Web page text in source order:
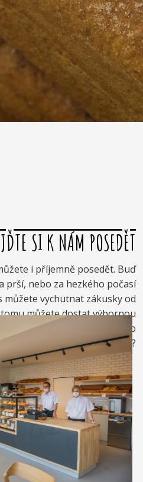
SI K NÁM POSEDĚT
i příjemně posedět. Buď
prší, nebo za hezkého počasí
můžete vychutnat zákusky od
tomu můžete dostat výbornou
dáte zrmzlinový pohár nebo
vynikající točenou zmrzlinu?